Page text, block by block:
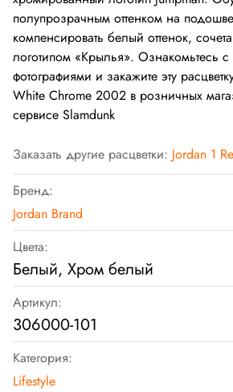
полупрозрачным оттенком на
компенсировать белый оттенок,
логотипом «Крылья». Ознакомьтесь
фотографиями и закажите эту
White Chrome 2002 в розничных
сервисе Slamdunk
Заказать другие расцветки: Jordan 1
Бренд:
Jordan Brand
Цвета:
Белый, Хром белый
Артикул:
306000-101
Категория:
Lifestyle